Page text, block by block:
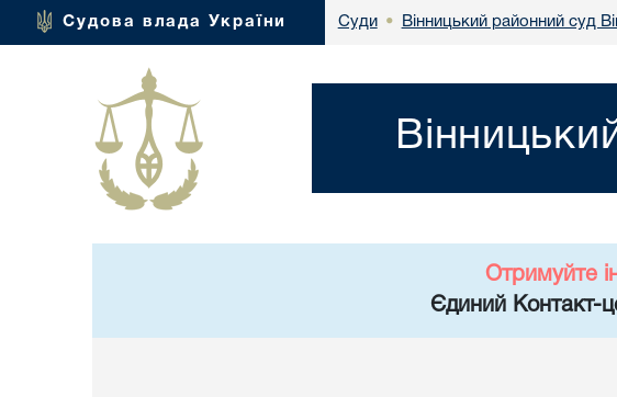
Судова влада України Суди • Вінницький районний суд
Отримуйте
Єдиний Контакт-